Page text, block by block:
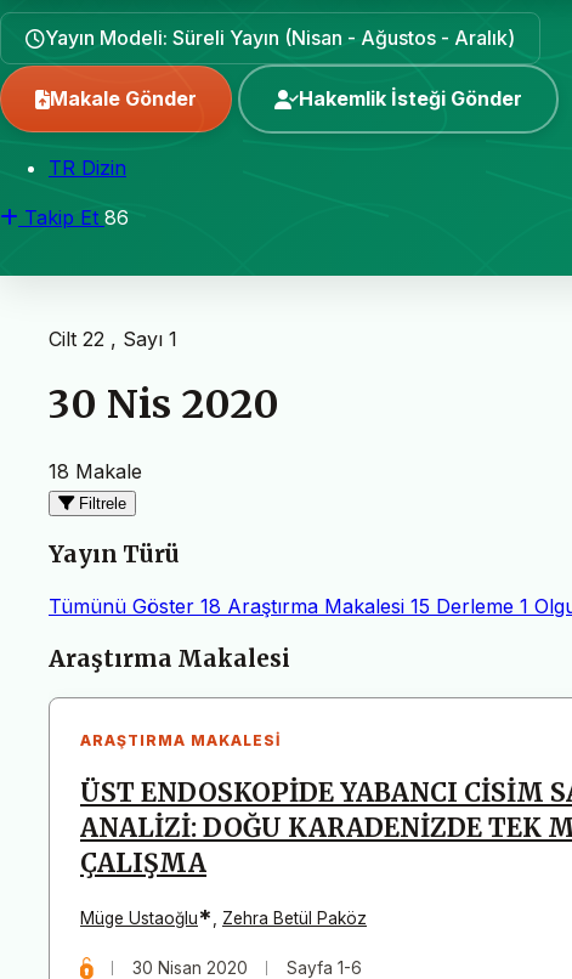
Yayın Modeli: Süreli Yayın (Nisan - Ağustos - Aralık)
Makale Gönder Hakemlik İsteği Gönder
TR Dizin
Takip Et 86
Cilt 22 , Sayı 1
30 Nis 2020
18 Makale
Filtrele
Yayın Türü
Tümünü Göster 18 Araştırma Makalesi 15 Derleme 1
Makaleler
Araştırma Makalesi
ARAŞTIRMA MAKALESI
ÜST ENDOSKOPİDE YABANCI CİSİM
ANALİZİ: DOĞU KARADENİZDE TEK
ÇALIŞMA
Müge Ustaoğlu* Zehra Betül Paköz
30 Nisan 2020 Sayfa 1-6